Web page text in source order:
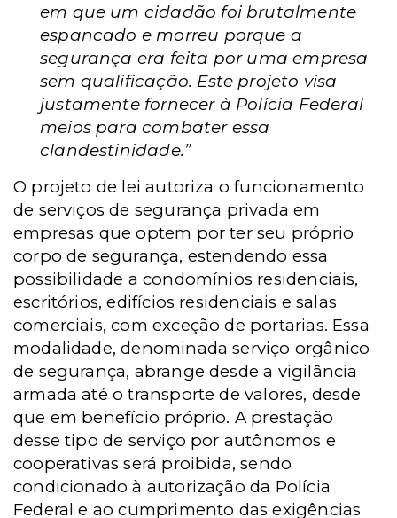
em que um cidadão foi brutalmente
espancado e morreu porque a
segurança era feita por uma empresa
sem qualificação. Este projeto visa
justamente fornecer à Polícia Federal
meios para combater essa
clandestinidade.”
O projeto de lei autoriza o funcionamento
de serviços de segurança privada em
empresas que optem por ter seu próprio
corpo de segurança, estendendo essa
possibilidade a condomínios residenciais,
escritórios, edifícios residenciais e salas
comerciais, com exceção de portarias. Essa
modalidade, denominada serviço orgânico
de segurança, abrange desde a vigilância
armada até o transporte de valores, desde
que em benefício próprio. A prestação
desse tipo de serviço por autônomos e
cooperativas será proibida, sendo
condicionado à autorização da Polícia
Federal e ao cumprimento das exigências